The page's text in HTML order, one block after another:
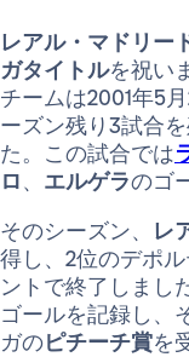
レアル・マドリー
ガタイトルを祝い
チームは2001年5
ーズン残り3試合
た。この試合では
ロ、 エルゲラのゴ
そのシーズン、 レ
得し、2位のデポ
ントで終了しまし
ゴールを記録し、
ガのピチーチ賞を